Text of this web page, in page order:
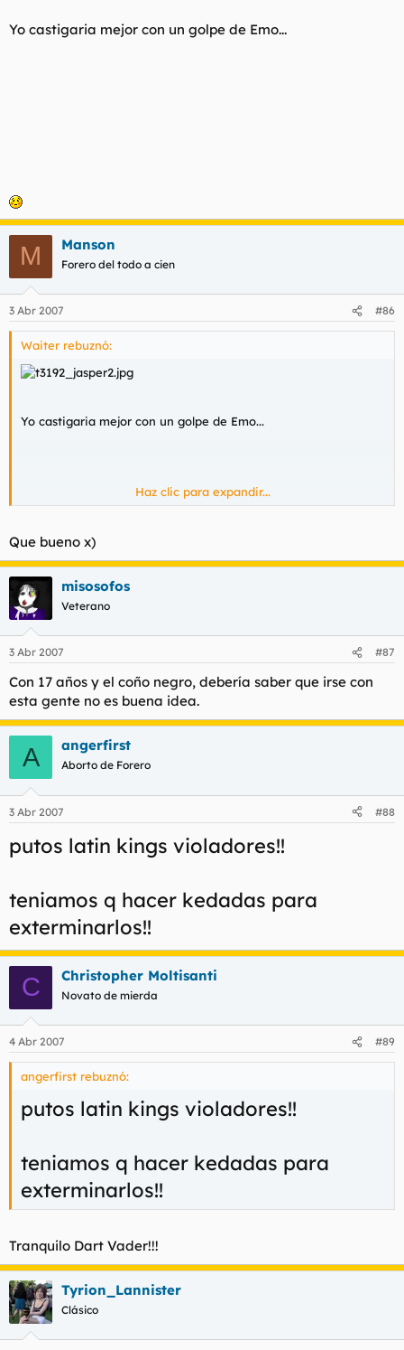
Yo castigaria mejor con un golpe de Emo...
M Manson
Forero del todo a cien
3 Abr 2007 #86
Waiter rebuznó:
Yo castigaria mejor con un golpe de Emo...
Haz clic para expandir...
Que bueno x)
misosofos
Veterano
3 Abr 2007 #87
Con 17 años y el coño negro, debería saber que irse con
esta gente no es buena idea.
A angerfirst
Aborto de Forero
3 Abr 2007 #88
putos latin kings violadores!!
teniamos q hacer kedadas para
exterminarlos!!
C Christopher Moltisanti
Novato de mierda
4 Abr 2007 #89
angerfirst rebuznó:
putos latin kings violadores!!
teniamos q hacer kedadas para
exterminarlos!!
Tranquilo Dart Vader!!!
Tyrion_Lannister
Clásico